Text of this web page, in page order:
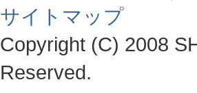
サイトマップ
Copyright (C) 2008
Reserved.